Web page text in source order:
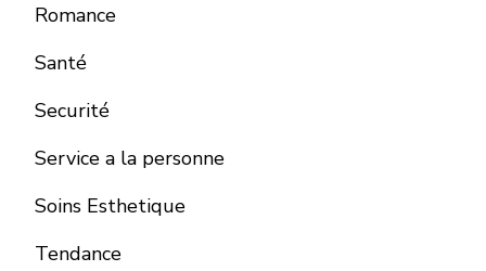
Romance
Santé
Securité
Service a la personne
Soins Esthetique
Tendance